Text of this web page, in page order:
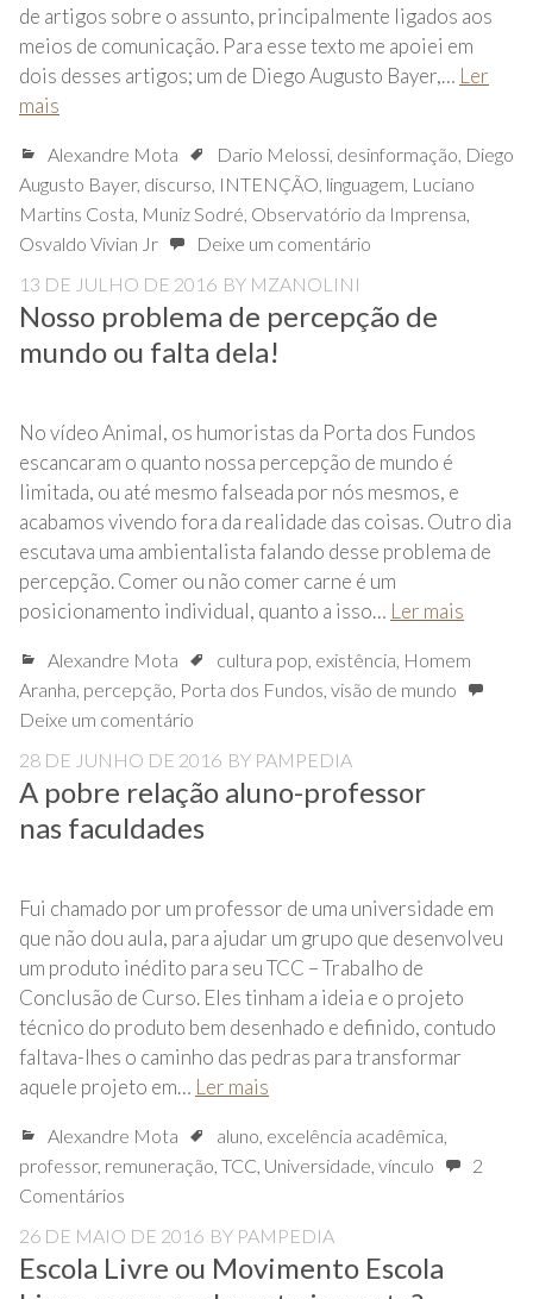
de artigos sobre o assunto, principalmente ligados aos
meios de comunicação. Para esse texto me apoiei em
dois desses artigos; um de Diego Augusto Bayer,… Ler
mais
Alexandre Mota Dario Melossi, desinformação, Diego
Augusto Bayer, discurso, INTENÇÃO, linguagem, Luciano
Martins Costa, Muniz Sodré, Observatório da Imprensa,
Osvaldo Vivian Jr
Deixe um comentário
13 DE JULHO DE 2016 BY MZANOLINI
Nosso problema de percepção de
mundo ou falta dela!
No vídeo Animal, os humoristas da Porta dos Fundos
escancaram o quanto nossa percepção de mundo é
limitada, ou até mesmo falseada por nós mesmos, e
acabamos vivendo fora da realidade das coisas. Outro dia
escutava uma ambientalista falando desse problema de
percepção. Comer ou não comer carne é um
posicionamento individual, quanto a isso… Ler mais
Alexandre Mota cultura pop, existência, Homem
Aranha, percepção, Porta dos Fundos, visão de mundo
Deixe um comentário
28 DE JUNHO DE 2016 BY PAMPEDIA
A pobre relação aluno-professor
nas faculdades
Fui chamado por um professor de uma universidade em
que não dou aula, para ajudar um grupo que desenvolveu
um produto inédito para seu TCC – Trabalho de
Conclusão de Curso. Eles tinham a ideia e o projeto
técnico do produto bem desenhado e definido, contudo
faltava-lhes o caminho das pedras para transformar
aquele projeto em… Ler mais
Alexandre Mota aluno, excelência acadêmica,
professor, remuneração, TCC, Universidade, vínculo
2
Comentários
26 DE MAIO DE 2016 BY PAMPEDIA
Escola Livre ou Movimento Escola